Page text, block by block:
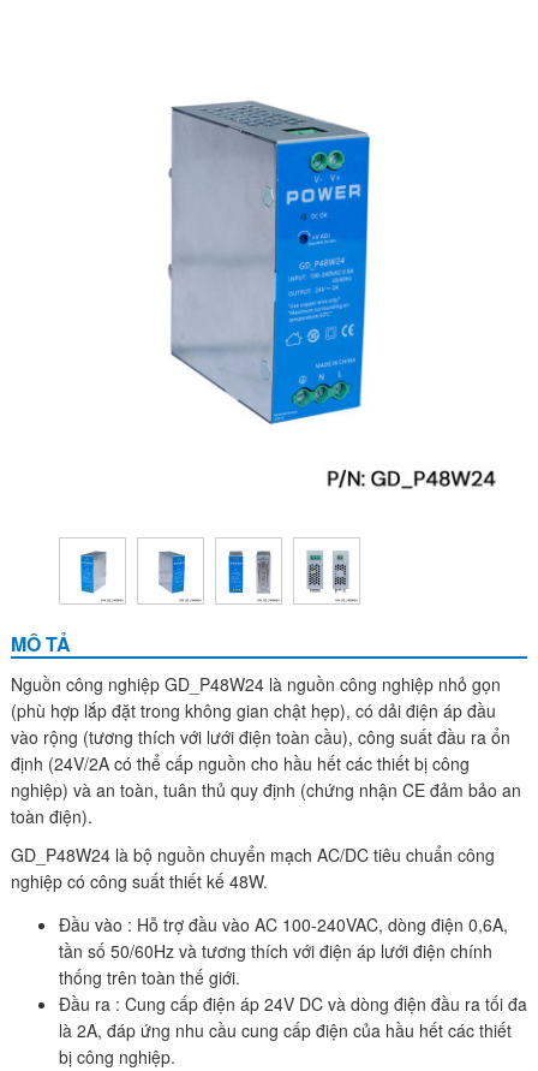
MÔ TẢ
Nguồn công nghiệp GD_P48W24 là nguồn công nghiệp nhỏ gọn
(phù hợp lắp đặt trong không gian chật hẹp), có dải điện áp đầu
vào rộng (tương thích với lưới điện toàn cầu), công suất đầu ra ổn
định (24V/2A có thể cấp nguồn cho hầu hết các thiết bị công
nghiệp) và an toàn, tuân thủ quy định (chứng nhận CE đảm bảo an
toàn điện).
GD_P48W24 là bộ nguồn chuyển mạch AC/DC tiêu chuẩn công
nghiệp có công suất thiết kế 48W.
Đầu vào : Hỗ trợ đầu vào AC 100-240VAC, dòng điện 0,6A,
tần số 50/60Hz và tương thích với điện áp lưới điện chính
thống trên toàn thế giới.
Đầu ra : Cung cấp điện áp 24V DC và dòng điện đầu ra tối đa
là 2A, đáp ứng nhu cầu cung cấp điện của hầu hết các thiết
bị công nghiệp.